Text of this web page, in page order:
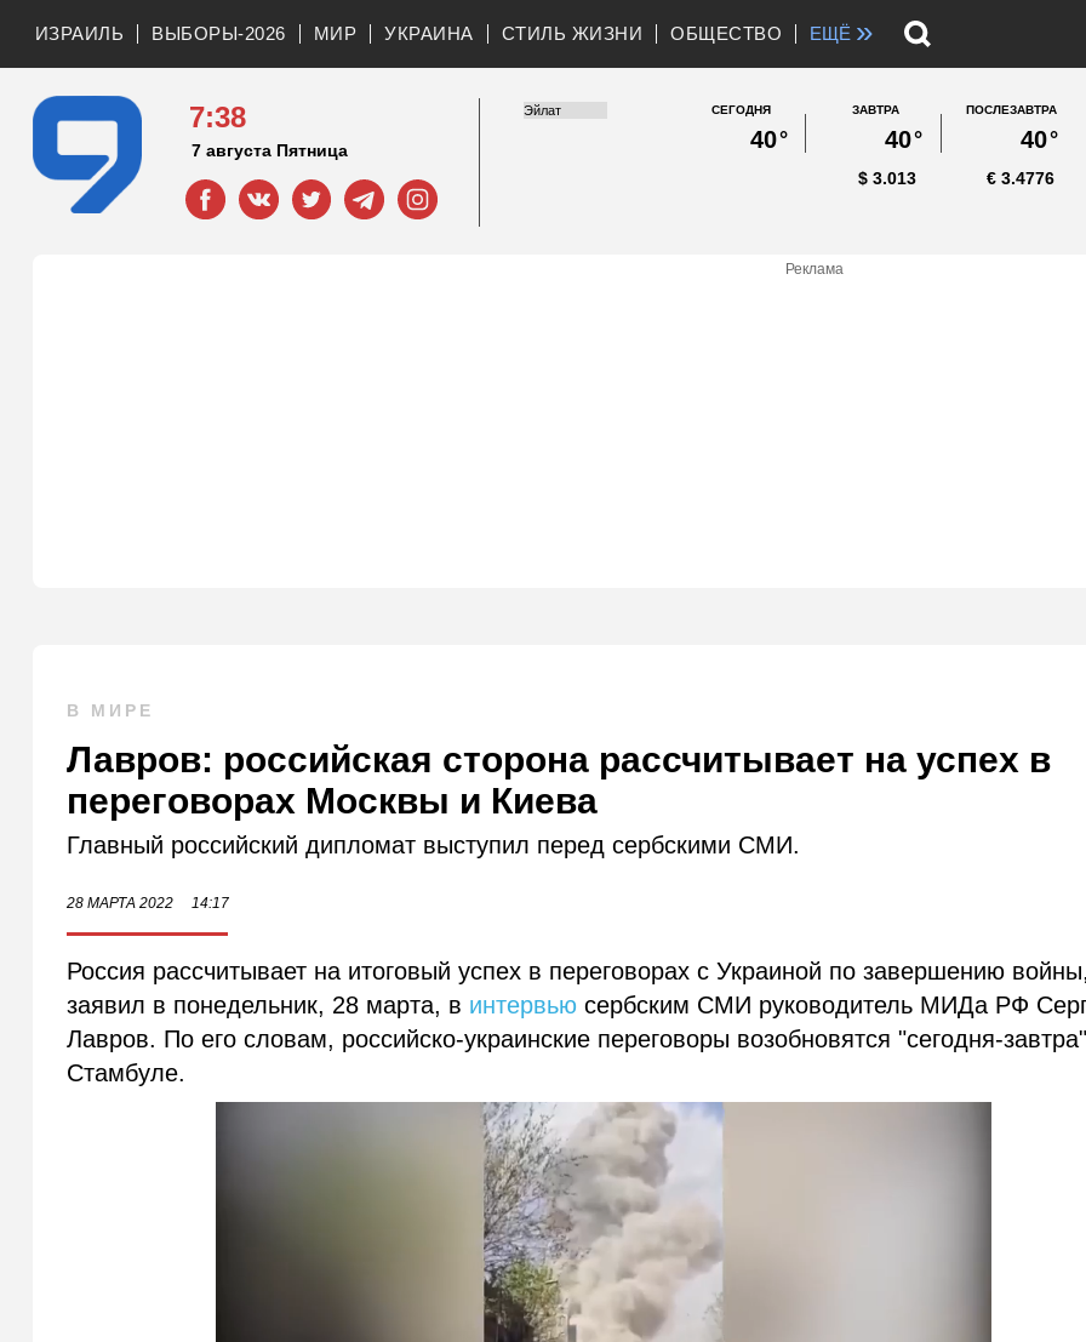
ИЗРАИЛЬ ВЫБОРЫ-2026 МИР УКРАИНА СТИЛЬ ЖИЗНИ ОБЩЕСТВО ЕЩЁ »
7:38
7 августа Пятница
СЕГОДНЯ
40°
ЗАВТРА
40°
ПОСЛЕЗАВТРА
40°
3.013
$ 3.4776
€
Реклама
В МИРЕ
Лавров: российская сторона рассчитывает на успех в
переговорах Москвы и Киева
Главный российский дипломат выступил перед сербскими СМИ.
28 МАРТА 2022 14:17
Россия рассчитывает на итоговый успех в переговорах с Украиной по завершению войны,
заявил в понедельник, 28 марта, в интервью сербским СМИ руководитель МИДа РФ
Лавров. По его словам, российско-украинские переговоры возобновятся "сегодня-
Стамбуле.